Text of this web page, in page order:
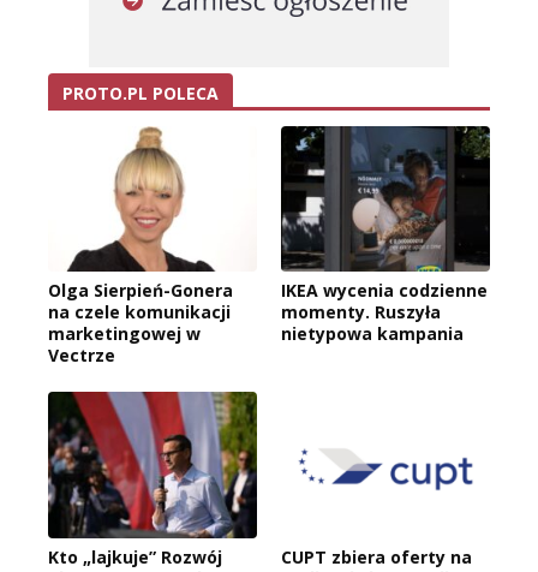
PROTO.PL POLECA
Olga Sierpień-Gonera
na czele komunikacji
marketingowej w
Vectrze
IKEA wycenia codzienne
momenty. Ruszyła
nietypowa kampania
Kto „lajkuje” Rozwój
CUPT zbiera oferty na